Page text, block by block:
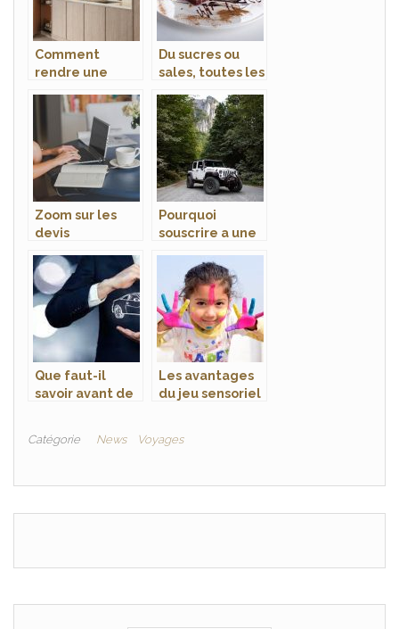
Comment
rendre une
conviviale ?
Du sucres ou
sales, toutes les
dessert a la
minute
Zoom sur les
devis
auto
Pourquoi
souscrire a une
automobile ?
Que faut-il
savoir avant de
automobile
Les avantages
du jeu sensoriel
Catégorie News Voyages